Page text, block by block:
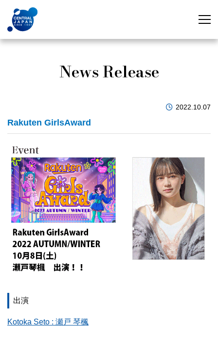
News Release
2022.10.07
Rakuten GirlsAward
出演
Kotoka Seto : 瀬戸 琴楓